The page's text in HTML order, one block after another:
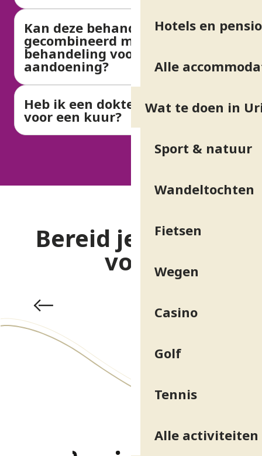
Hotels en
Alle
Wat te doen in
Sport & natuur
Wandeltochten
Fietsen
Wegen
Casino
Golf
Tennis
Alle activiteiten
Kan deze behandeling worden
gecombineerd met een
behandeling voor een andere
aandoening?
Heb ik een doktersrecept nodig
voor een kuur?
Bereid je verblijf
voor